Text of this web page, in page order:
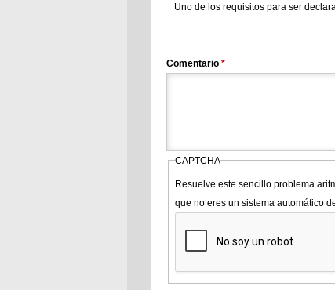
Uno de los requisitos para ser
Comentario *
CAPTCHA
Resuelve este sencillo problema
que no eres un sistema automático